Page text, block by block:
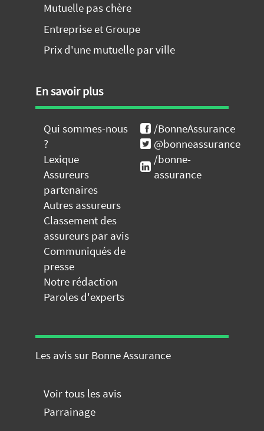
Mutuelle pas chère
Entreprise et Groupe
Prix d'une mutuelle par ville
En savoir plus
Qui sommes-nous
?
Lexique
Assureurs
partenaires
Autres assureurs
Classement des
assureurs par avis
Communiqués de
presse
Notre rédaction
Paroles d'experts
/BonneAssurance
@bonneassurance
/bonne-
assurance
Les avis sur Bonne Assurance
Voir tous les avis
Parrainage